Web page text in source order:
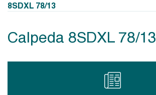
8SDXL 78/13
Calpeda 8SDXL 78/13